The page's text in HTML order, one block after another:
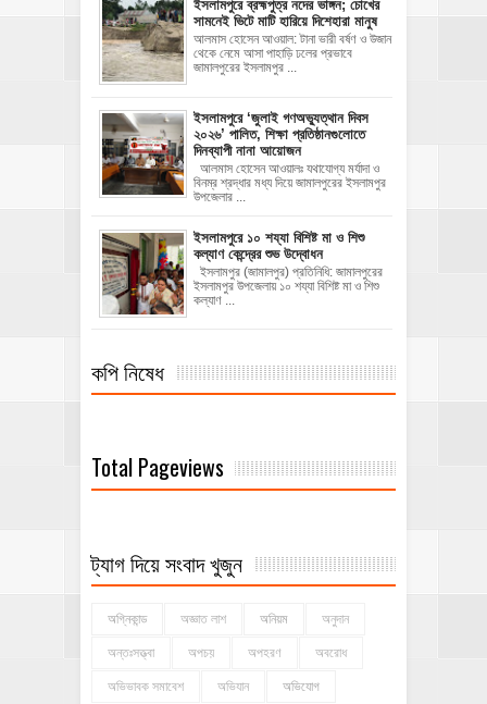
ইসলামপুরে ব্রহ্মপুত্র নদের ভাঙ্গন; চোখের
সামনেই ভিটে মাটি হারিয়ে দিশেহারা মানুষ
আলমাস হোসেন আওয়াল: টানা ভারী বর্ষণ ও উজান
থেকে নেমে আসা পাহাড়ি ঢলের প্রভাবে
জামালপুরের ইসলামপুর ...
‎ইসলামপুরে ‘জুলাই গণঅভ্যুত্থান দিবস
২০২৬’ পালিত, শিক্ষা প্রতিষ্ঠানগুলোতে
দিনব্যাপী নানা আয়োজন
‎​আলমাস হোসেন আওয়ালঃ‎ ‎​যথাযোগ্য মর্যাদা ও
বিনম্র শ্রদ্ধার মধ্য দিয়ে জামালপুরের ইসলামপুর
উপজেলার ...
ইসলামপুরে ১০ শয্যা বিশিষ্ট মা ও শিশু
কল্যাণ কেন্দ্রের শুভ উদ্বোধন
ইসলামপুর (জামালপুর) প্রতিনিধি: জামালপুরের
ইসলামপুর উপজেলায় ১০ শয্যা বিশিষ্ট মা ও শিশু
কল্যাণ ...
কপি নিষেধ
Total Pageviews
ট্যাগ দিয়ে সংবাদ খুজুন
অগ্নিকান্ড অজ্ঞাত লাশ অনিয়ম অনুদান
অন্তঃসত্ত্বা অপচয় অপহরণ অবরোধ
অভিভাবক সমাবেশ অভিযান অভিযোগ